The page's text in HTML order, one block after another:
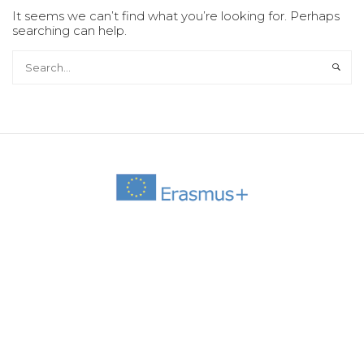
It seems we can’t find what you’re looking for. Perhaps
searching can help.